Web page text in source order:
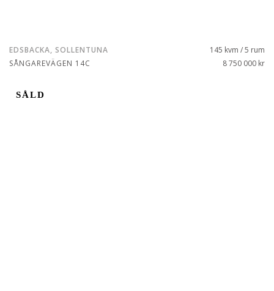
EDSBACKA, SOLLENTUNA
SÅNGAREVÄGEN 14C
145 kvm / 5 rum
8 750 000 kr
SÅLD